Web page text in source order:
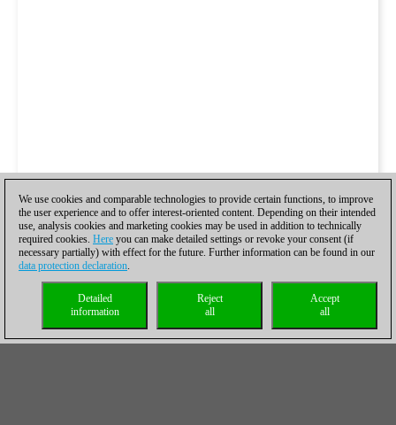
We use cookies and comparable technologies to provide certain functions, to improve
the user experience and to offer interest-oriented content. Depending on their intended
use, analysis cookies and marketing cookies may be used in addition to technically
required cookies. Here you can make detailed settings or revoke your consent (if
necessary partially) with effect for the future. Further information can be found in our
data protection declaration.
Accept
all
Reject
all
Detailed
information